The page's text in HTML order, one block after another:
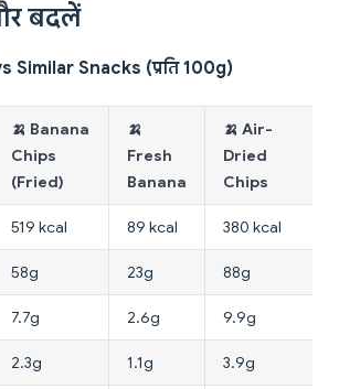
बदलें
Similar Snacks (प्रति 100g)
🍌 Banana
Chips
(Fried)
🍌
Fresh
Banana
🍌 Air-
Dried
Chips
519 kcal 89 kcal 380 kcal
58g 23g 88g
7.7g 2.6g 9.9g
2.3g 1.1g 3.9g